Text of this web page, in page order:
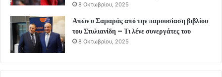
8 Οκτωβρίου, 2025
Απών ο Σαμαράς από την παρουσίαση βιβλίου
του Στυλιανίδη – Τι λένε συνεργάτες του
8 Οκτωβρίου, 2025